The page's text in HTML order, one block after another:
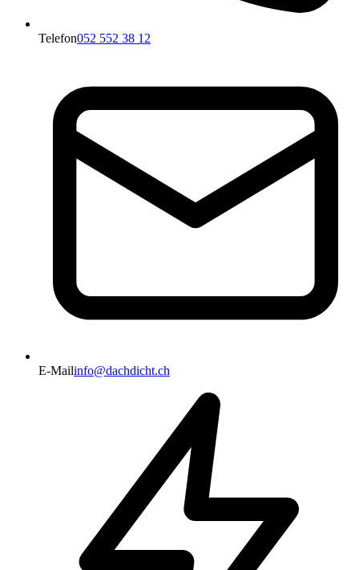
Telefon052 552 38 12
E-Mailinfo@dachdicht.ch